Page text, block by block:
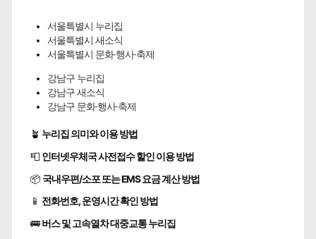
서울특별시 누리집
서울특별시 새소식
서울특별시 문화·행사·축제
강남구 누리집
강남구 새소식
강남구 문화·행사·축제
🪴 누리집 의미와 이용 방법
📮 인터넷우체국 사전접수 할인 이용 방법
📦 국내우편/소포 또는 EMS 요금 계산 방법
📱 전화번호, 운영시간 확인 방법
🚌버스 및 고속열차 대중교통 누리집